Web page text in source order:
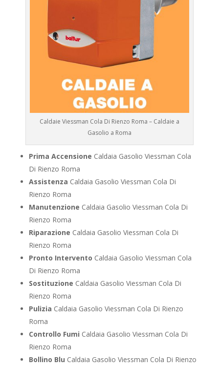
Caldaie Viessman Cola Di Rienzo Roma – Caldaie a
Gasolio a Roma
Prima Accensione Caldaia Gasolio Viessman Cola
Di Rienzo Roma
Assistenza Caldaia Gasolio Viessman Cola Di
Rienzo Roma
Manutenzione Caldaia Gasolio Viessman Cola Di
Rienzo Roma
Riparazione Caldaia Gasolio Viessman Cola Di
Rienzo Roma
Pronto Intervento Caldaia Gasolio Viessman Cola
Di Rienzo Roma
Sostituzione Caldaia Gasolio Viessman Cola Di
Rienzo Roma
Pulizia Caldaia Gasolio Viessman Cola Di Rienzo
Roma
Controllo Fumi Caldaia Gasolio Viessman Cola Di
Rienzo Roma
Bollino Blu Caldaia Gasolio Viessman Cola Di Rienzo